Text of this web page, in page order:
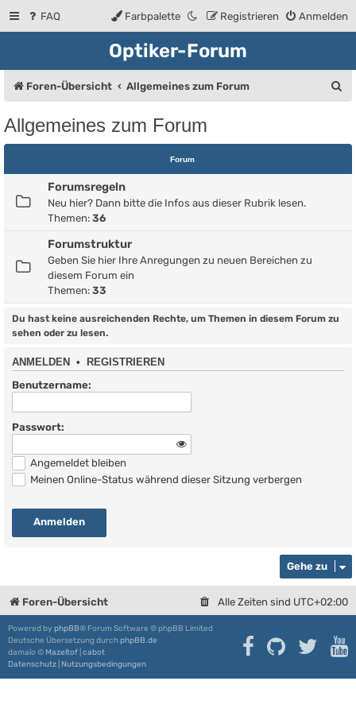
FAQ Anmelden
Registrieren
Farbpalette
Optiker-Forum
Foren-Übersicht Allgemeines zum Forum
e
Allgemeines zum Forum
Forum
Forumsregeln
Neu hier? Dann bitte die Infos aus dieser Rubrik lesen.
Themen: 36
Forumstruktur
Geben Sie hier Ihre Anregungen zu neuen Bereichen zu
diesem Forum ein
Themen: 33
Du hast keine ausreichenden Rechte, um Themen in diesem Forum zu
sehen oder zu lesen.
ANMELDEN • REGISTRIEREN
Benutzername:
Passwort:
Angemeldet bleiben
Meinen Online-Status während dieser Sitzung verbergen
Gehe zu
Foren-Übersicht Alle Zeiten sind UTC+02:00
Powered by phpBB® Forum Software © phpBB Limited
Deutsche Übersetzung durchphpBB.de
damaïo © Mazeltof cabot
Datenschutz Nutzungsbedingungen